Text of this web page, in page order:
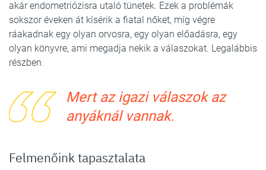
akár endometriózisra utaló tünetek. Ezek a problémák
sokszor éveken át kísérik a fiatal nőket, míg végre
ráakadnak egy olyan orvosra, egy olyan előadásra, egy
olyan könyvre, ami megadja nekik a válaszokat. Legalábbis
részben.
Mert az igazi válaszok az
anyáknál vannak.
Felmenőink tapasztalata